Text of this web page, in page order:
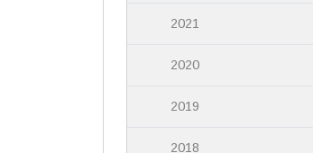
2021
2020
2019
2018